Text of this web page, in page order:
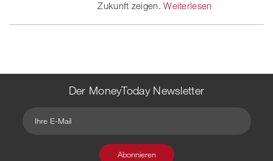
Zukunft zeigen. Weiterlesen
Der MoneyToday Newsletter